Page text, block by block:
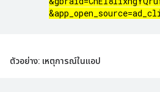
ตัวอย่าง: เหตุการณ์ในแอป